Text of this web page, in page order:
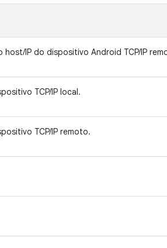
host/IP do dispositivo Android TCP/IP
TCP/IP local.
TCP/IP remoto.